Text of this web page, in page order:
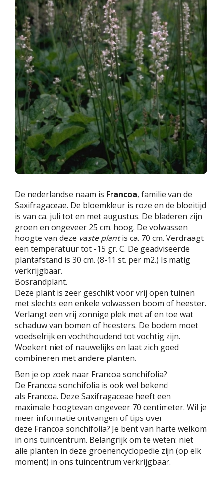
De nederlandse naam is Francoa, familie van de
Saxifragaceae. De bloemkleur is roze en de bloeitijd
is van ca. juli tot en met augustus. De bladeren zijn
groen en ongeveer 25 cm. hoog. De volwassen
hoogte van deze vaste plantis ca. 70 cm. Verdraagt
een temperatuur tot -15 gr. C. De geadviseerde
plantafstand is 30 cm. (8-11 st. per m2.) Is matig
verkrijgbaar.
Bosrandplant.
Deze plant is zeer geschikt voor vrij open tuinen
met slechts een enkele volwassen boom of heester.
Verlangt een vrij zonnige plek met af en toe wat
schaduw van bomen of heesters. De bodem moet
voedselrijk en vochthoudend tot vochtig zijn.
Woekert niet of nauwelijks en laat zich goed
combineren met andere planten.
Ben je op zoek naar Francoa sonchifolia?
De Francoa sonchifolia is ook wel bekend
als Francoa. Deze Saxifragaceae heeft een
maximale hoogtevan ongeveer 70 centimeter. Wil je
meer informatie ontvangen of tips over
deze Francoa sonchifolia? Je bent van harte welkom
in ons tuincentrum. Belangrijk om te weten: niet
alle planten in deze groenencyclopedie zijn (op elk
moment) in ons tuincentrum verkrijgbaar.